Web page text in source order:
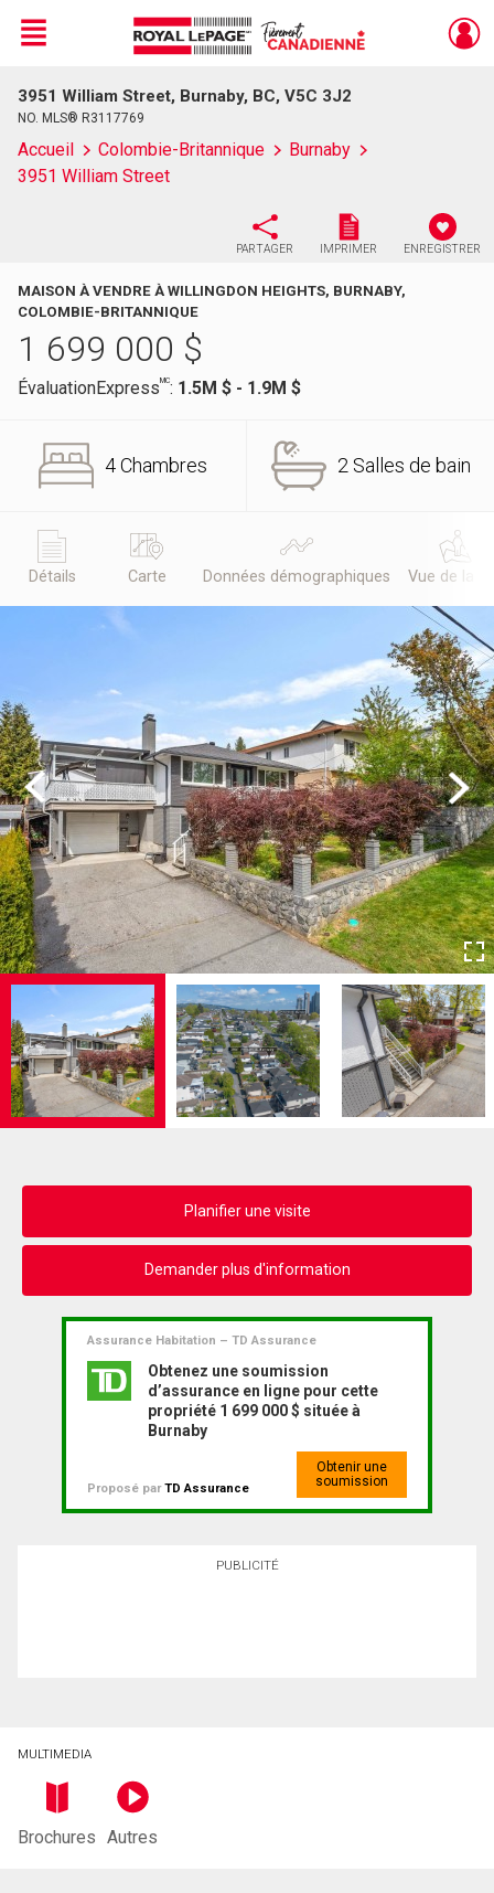
Live
En Direct
Menu
3951 William Street, Burnaby, BC, V5C 3J2
NO. MLS® R3117769
Accueil Colombie-Britannique
Burnaby
3951 William Street
PARTAGER IMPRIMER ENREGISTRER
MAISON À VENDRE À WILLINGDON HEIGHTS, BURNABY,
COLOMBIE-BRITANNIQUE
1 699 000 $
ÉvaluationExpressMC: 1.5M $ - 1.9M $
4 Chambres 2 Salles de bain
Détails Carte Données démographiques Vue de la
Previous Next
Planifier une visite
Demander plus d'information
Assurance Habitation – TD Assurance
Obtenez une soumission
d’assurance en ligne pour cette
propriété 1 699 000 $ située à
Burnaby
Proposé parTD Assurance
Obtenir une
soumission
PUBLICITÉ
MULTIMEDIA
Brochures Autres